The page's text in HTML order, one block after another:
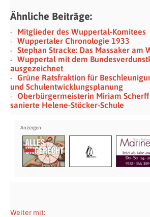
Ähnliche Beiträge:
Mitglieder des Wuppertal-Komitees
Wuppertaler Chronologie 1933
Stephan Stracke: Das Massaker am
Wuppertal mit dem
ausgezeichnet
Grüne Ratsfraktion für
und Schulentwicklungsplanung
Oberbürgermeisterin Miriam
sanierte Helene-Stöcker-Schule
Weiter mit: